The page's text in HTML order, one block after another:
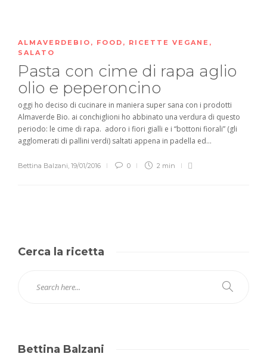
ALMAVERDEBIO , FOOD , RICETTE VEGANE ,
SALATO
Pasta con cime di rapa aglio
olio e peperoncino
oggi ho deciso di cucinare in maniera super sana con i prodotti
Almaverde Bio. ai conchiglioni ho abbinato una verdura di questo
periodo: le cime di rapa. adoro i fiori gialli e i “bottoni fiorali” (gli
agglomerati di pallini verdi) saltati appena in padella ed...
Bettina Balzani 19/01/2016 0 2 min
Cerca la ricetta
Bettina Balzani